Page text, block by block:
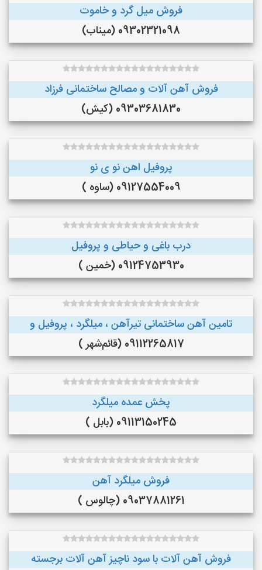
فروش میل گرد و خاموت
09302321098 (میناب)
فروش آهن آلات و مصالح ساختمانی فرزاد
09303681830 (کیش)
پروفیل اهن نو ی نو
09127554009 (ساوه )
درب باغی و حیاطی و پروفیل
09124753930 (خمین )
تامین آهن ساختمانی تیرآهن ، میلگرد ، پروفیل و
09112265817 (قائم‌شهر )
پخش عمده میلگرد
09113150245 (بابل )
فروش میلگرد آهن
09037881261 (چالوس )
فروش آهن آلات با سود ناچیز آهن آلات برجسته